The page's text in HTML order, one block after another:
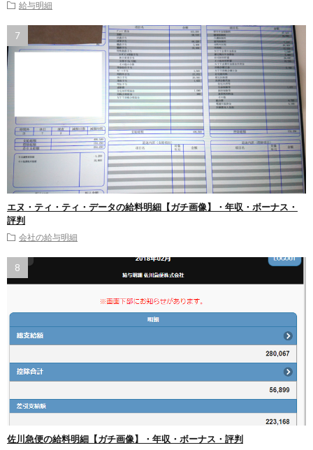
給与明細
エヌ・ティ・ティ・データの給料明細【ガチ画像】・年収・ボーナス・
評判
会社の給与明細
佐川急便の給料明細【ガチ画像】・年収・ボーナス・評判